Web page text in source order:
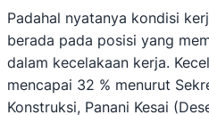
Padahal nyatanya kondisi
berada pada posisi yang
dalam kecelakaan kerja.
mencapai 32 % menurut
Konstruksi, Panani Kesai